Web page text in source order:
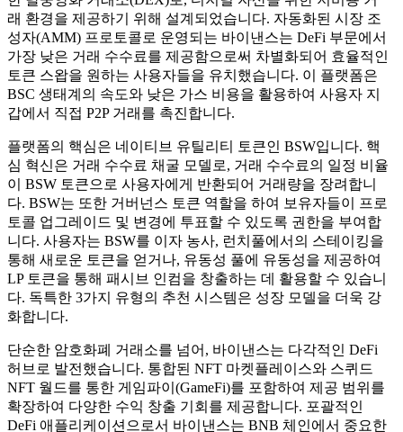
래 환경을 제공하기 위해 설계되었습니다. 자동화된 시장 조
성자(AMM) 프로토콜로 운영되는 바이낸스는 DeFi 부문에서
가장 낮은 거래 수수료를 제공함으로써 차별화되어 효율적인
토큰 스왑을 원하는 사용자들을 유치했습니다. 이 플랫폼은
BSC 생태계의 속도와 낮은 가스 비용을 활용하여 사용자 지
갑에서 직접 P2P 거래를 촉진합니다.
플랫폼의 핵심은 네이티브 유틸리티 토큰인 BSW입니다. 핵
심 혁신은 거래 수수료 채굴 모델로, 거래 수수료의 일정 비율
이 BSW 토큰으로 사용자에게 반환되어 거래량을 장려합니
다. BSW는 또한 거버넌스 토큰 역할을 하여 보유자들이 프로
토콜 업그레이드 및 변경에 투표할 수 있도록 권한을 부여합
니다. 사용자는 BSW를 이자 농사, 런치풀에서의 스테이킹을
통해 새로운 토큰을 얻거나, 유동성 풀에 유동성을 제공하여
LP 토큰을 통해 패시브 인컴을 창출하는 데 활용할 수 있습니
다. 독특한 3가지 유형의 추천 시스템은 성장 모델을 더욱 강
화합니다.
단순한 암호화폐 거래소를 넘어, 바이낸스는 다각적인 DeFi
허브로 발전했습니다. 통합된 NFT 마켓플레이스와 스퀴드
NFT 월드를 통한 게임파이(GameFi)를 포함하여 제공 범위를
확장하여 다양한 수익 창출 기회를 제공합니다. 포괄적인
DeFi 애플리케이션으로서 바이낸스는 BNB 체인에서 중요한